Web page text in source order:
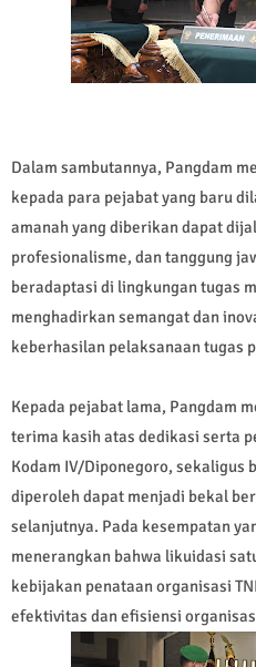
Dalam sambutannya, Pangdam
kepada para pejabat yang baru
amanah yang diberikan dapat
profesionalisme, dan tanggung
beradaptasi di lingkungan tugas
menghadirkan semangat dan
keberhasilan pelaksanaan tugas
Kepada pejabat lama, Pangdam
terima kasih atas dedikasi serta
Kodam IV/Diponegoro, sekaligus
diperoleh dapat menjadi bekal
selanjutnya. Pada kesempatan
menerangkan bahwa likuidasi
kebijakan penataan organisasi
efektivitas dan efisiensi